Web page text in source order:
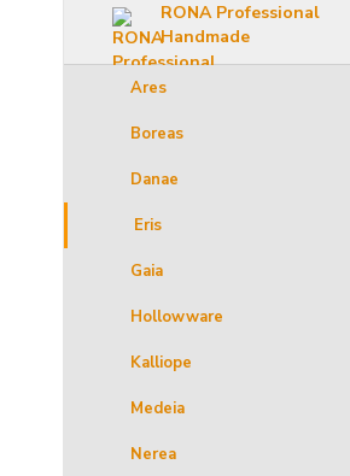
RONA Professional
Handmade
Ares
Boreas
Danae
Eris
Gaia
Hollowware
Kalliope
Medeia
Nerea